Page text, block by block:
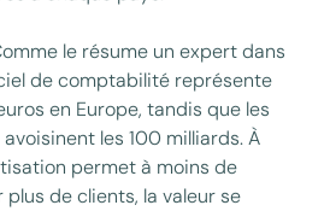
le résume un expert dans
de comptabilité représente
en Europe, tandis que les
les 100 milliards. À
permet à moins de
de clients, la valeur se